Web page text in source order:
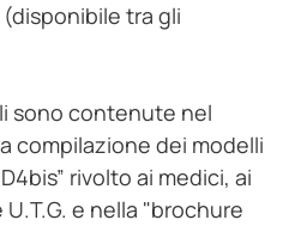
tra gli
sono contenute nel
compilazione dei modelli
rivolto ai medici, ai
e nella "brochure